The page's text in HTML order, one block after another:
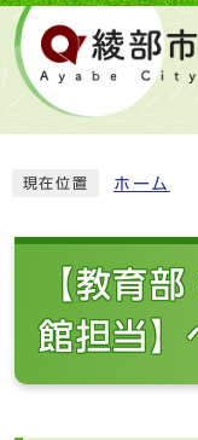
現在位置 ホーム
【教育
館担当】